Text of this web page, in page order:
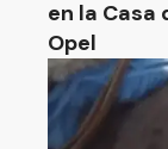
en la
Opel